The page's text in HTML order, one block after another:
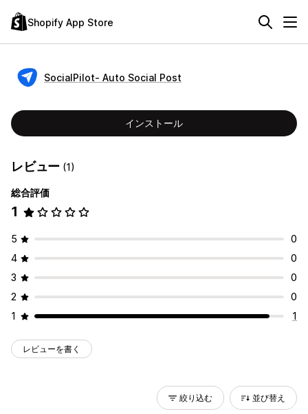
Shopify App Store
SocialPilot‑ Auto Social Post
インストール
レビュー (1)
総合評価
1
5
0
4
0
3
0
2
0
1
1
レビューを書く
絞り込む 並び替え